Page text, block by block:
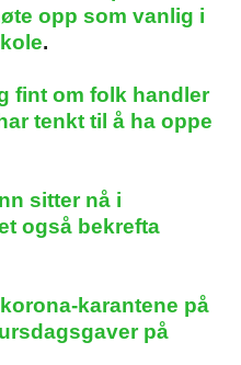
opp som vanlig i
.
fint om folk handler
tenkt til å ha oppe
sitter nå i
også bekrefta
karantene på
på